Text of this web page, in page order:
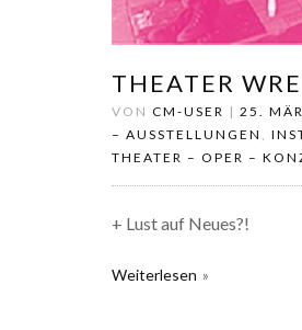
THEATER
VON CM-USER | 25.
– AUSSTELLUNGEN ,
THEATER – OPER –
+ Lust auf Neues?!
Weiterlesen